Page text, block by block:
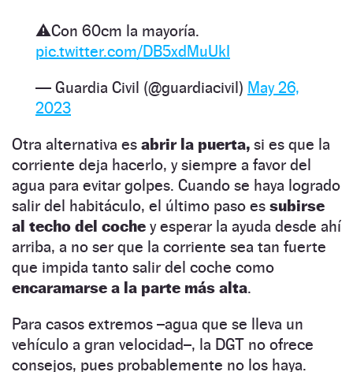
⚠️Con 60cm la mayoría.
pic.twitter.com/DB5xdMuUkI
— Guardia Civil (@guardiacivil) May 26,
2023
Otra alternativa es abrir la puerta, si es que la
corriente deja hacerlo, y siempre a favor del
agua para evitar golpes. Cuando se haya logrado
salir del habitáculo, el último paso es subirse
al techo del coche y esperar la ayuda desde ahí
arriba, a no ser que la corriente sea tan fuerte
que impida tanto salir del coche como
encaramarse a la parte más alta.
Para casos extremos –agua que se lleva un
vehículo a gran velocidad–, la DGT no ofrece
consejos, pues probablemente no los haya.